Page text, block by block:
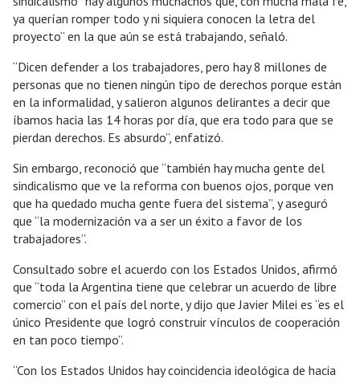
ya querían romper todo y ni siquiera conocen la letra del
proyecto” en la que aún se está trabajando, señaló.
“Dicen defender a los trabajadores, pero hay 8 millones de
personas que no tienen ningún tipo de derechos porque están
en la informalidad, y salieron algunos delirantes a decir que
íbamos hacia las 14 horas por día, que era todo para que se
pierdan derechos. Es absurdo”, enfatizó.
Sin embargo, reconoció que “también hay mucha gente del
sindicalismo que ve la reforma con buenos ojos, porque ven
que ha quedado mucha gente fuera del sistema”, y aseguró
que “la modernización va a ser un éxito a favor de los
trabajadores”.
Consultado sobre el acuerdo con los Estados Unidos, afirmó
que “toda la Argentina tiene que celebrar un acuerdo de libre
comercio” con el país del norte, y dijo que Javier Milei es “es el
único Presidente que logró construir vínculos de cooperación
en tan poco tiempo”.
“Con los Estados Unidos hay coincidencia ideológica de hacia